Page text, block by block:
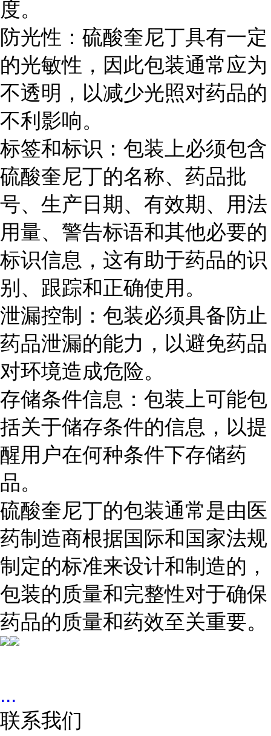
度。
防光性：硫酸奎尼丁具有一定
的光敏性，因此包装通常应为
不透明，以减少光照对药品的
不利影响。
标签和标识：包装上必须包含
硫酸奎尼丁的名称、药品批
号、生产日期、有效期、用法
用量、警告标语和其他必要的
标识信息，这有助于药品的识
别、跟踪和正确使用。
泄漏控制：包装必须具备防止
药品泄漏的能力，以避免药品
对环境造成危险。
存储条件信息：包装上可能包
括关于储存条件的信息，以提
醒用户在何种条件下存储药
品。
硫酸奎尼丁的包装通常是由医
药制造商根据国际和国家法规
制定的标准来设计和制造的，
包装的质量和完整性对于确保
药品的质量和药效至关重要。
...
联系我们